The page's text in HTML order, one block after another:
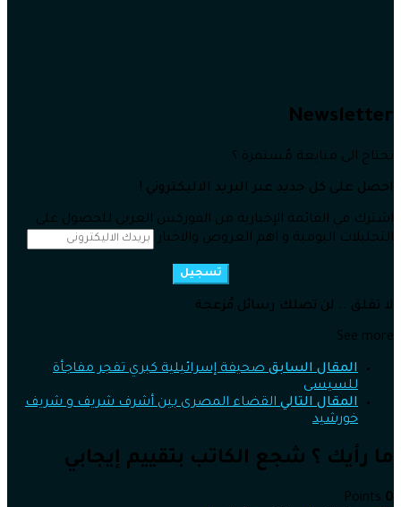
Newsletter
تحتاج الى متابعة مُستمرة ؟
احصل على كل جديد عبر البريد الاليكتروني !
اشترك في القائمة الإخبارية من الفوركس العربي للحصول على
التحليلات اليومية و اهم العروض والاخبار
تسجيل
لا تقلق .. لن تصلك رسائل مُزعجة
See more
المقال السابق صحيفة إسرائيلية كبري تفجر مفاجأة
للسيسى
المقال التالي القضاء المصرى بين أشرف شريف و شريف
خورشيد
ما رأيك ؟ شجع الكاتب بتقييم إيجابي
0